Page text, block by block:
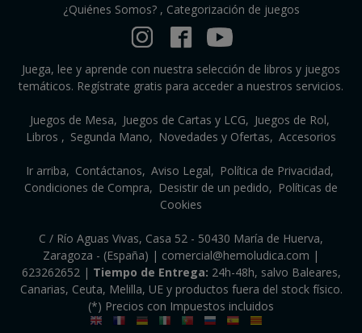
¿Quiénes Somos?, Categorización de juegos
Juega, lee y aprende con nuestra selección de libros y juegos
temáticos. Regístrate gratis para acceder a nuestros servicios.
Juegos de Mesa Juegos de Cartas y LCG
Juegos de Rol
Libros
Segunda Mano Novedades y Ofertas Accesorios
Ir arriba Contáctanos Aviso Legal
Política de Privacidad
Condiciones de Compra
Desistir de un pedido
Políticas de
Cookies
C / Río Aguas Vivas, Casa 52 - 50430 María de Huerva,
Zaragoza - (España) | comercial@hemoludica.com |
623262652| Tiempo de Entrega: 24h-48h, salvo Baleares,
Canarias, Ceuta, Melilla, UE y productos fuera del stock físico.
(*) Precios con Impuestos incluidos